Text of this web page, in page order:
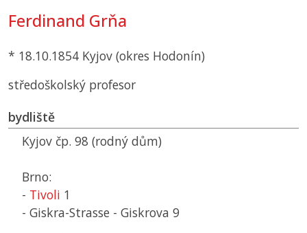
Ferdinand Grňa
* 18.10.1854 Kyjov (okres Hodonín)
středoškolský profesor
bydliště
Kyjov čp. 98 (rodný dům)
Brno:
- Tivoli 1
- Giskra-Strasse - Giskrova 9